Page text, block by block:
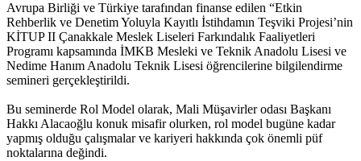
Avrupa Birliği ve Türkiye tarafından finanse edilen “Etkin
Rehberlik ve Denetim Yoluyla Kayıtlı İstihdamın Teşviki Projesi’nin
KİTUP II Çanakkale Meslek Liseleri Farkındalık Faaliyetleri
Programı kapsamında İMKB Mesleki ve Teknik Anadolu Lisesi ve
Nedime Hanım Anadolu Teknik Lisesi öğrencilerine bilgilendirme
semineri gerçekleştirildi.
Bu seminerde Rol Model olarak, Mali Müşavirler odası Başkanı
Hakkı Alacaoğlu konuk misafir olurken, rol model bugüne kadar
yapmış olduğu çalışmalar ve kariyeri hakkında çok önemli püf
noktalarına değindi.